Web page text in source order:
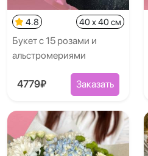
4.8 40 x 40 см
Букет с 15 розами и
альстромериями
4779₽ Заказать